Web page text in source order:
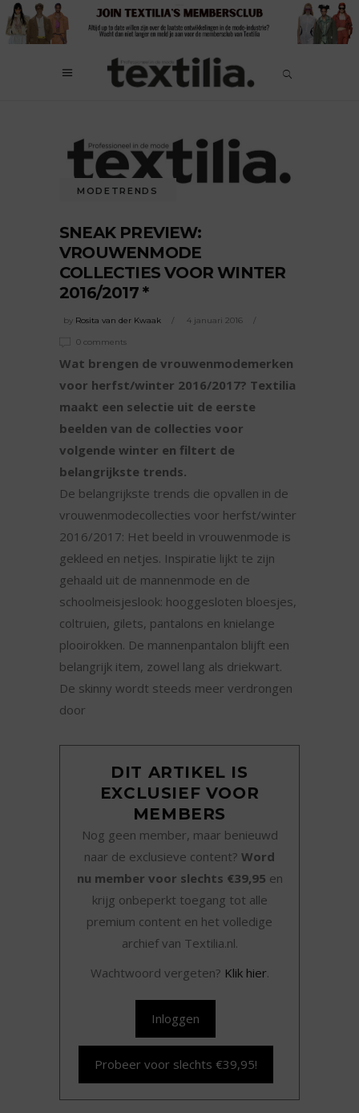
MODETRENDS
SNEAK PREVIEW:
VROUWENMODE
COLLECTIES VOOR WINTER
2016/2017 *
by Rosita van der Kwaak 4 januari 2016
0 comments
Wat brengen de vrouwenmodemerken
voor herfst/winter 2016/2017? Textilia
maakt een selectie uit de eerste
beelden van de collecties voor
volgende winter en filtert de
belangrijkste trends.
De belangrijkste trends die opvallen in de
vrouwenmodecollecties voor herfst/winter
2016/2017: Het beeld in vrouwenmode is
gekleed en netjes. Inspiratie lijkt te zijn
gehaald uit de mannenmode en de
schoolmeisjeslook: hooggesloten bloesjes,
coltruien, gilets, pantalons en knielange
plooirokken. De mannenpantalon blijft een
belangrijk item, zowel lang als driekwart.
De skinny wordt steeds meer verdrongen
door
DIT ARTIKEL IS
EXCLUSIEF VOOR
MEMBERS
Nog geen member, maar benieuwd
naar de exclusieve content? Word
nu member voor slechts €39,95 en
krijg onbeperkt toegang tot alle
premium content en het volledige
archief van Textilia.nl.
Wachtwoord vergeten? Klik hier.
Inloggen
Probeer voor slechts €39,95!